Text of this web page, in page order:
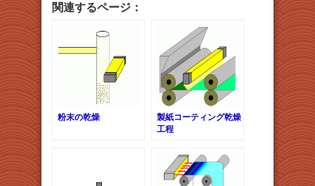
関連するページ：
粉末の乾燥
製紙コーティング乾燥
工程